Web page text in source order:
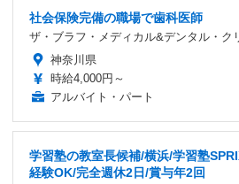
社会保険完備の職場で歯科医師
ザ・ブラフ・メディカル&デンタル・ク
神奈川県
時給4,000円～
アルバイト・パート
学習塾の教室長候補/横浜/学習塾
経験OK/完全週休2日/賞与年2回